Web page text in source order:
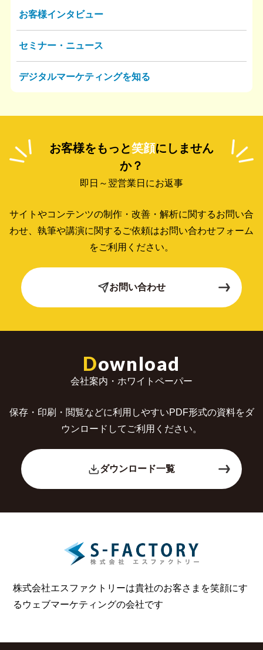
お客様インタビュー
セミナー・ニュース
デジタルマーケティングを知る
お客様をもっと笑顔にしません
か？
即日～翌営業日にお返事
サイトやコンテンツの制作・改善・解析に関するお問い合
わせ、 執筆や講演に関するご依頼はお問い合わせフォーム
をご利用ください。
お問い合わせ
Download
会社案内・ホワイトペーパー
保存・印刷・閲覧などに利用しやすいPDF形式の資料をダ
ウンロードしてご利用ください。
ダウンロード一覧
株式会社エスファクトリーは貴社のお客さまを笑顔にす
る ウェブマーケティングの会社です